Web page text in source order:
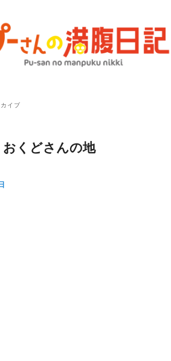
腹日記 マップ
イブ
くどさんの地